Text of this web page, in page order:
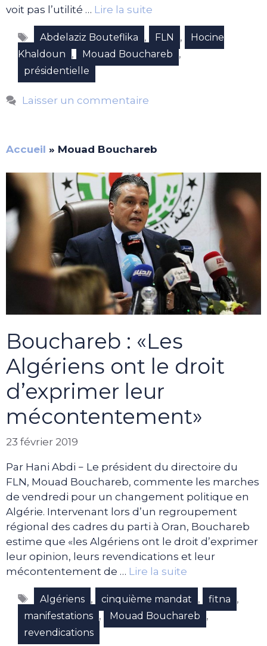
voit pas l’utilité … Lire la suite
Étiquettes
Abdelaziz Bouteflika , FLN ,
Hocine
Khaldoun
, Mouad Bouchareb ,
présidentielle
Laisser un commentaire
Accueil » Mouad Bouchareb
Bouchareb : «Les
Algériens ont le droit
d’exprimer leur
mécontentement»
23 février 2019
Par Hani Abdi − Le président du directoire du
FLN, Mouad Bouchareb, commente les marches
de vendredi pour un changement politique en
Algérie. Intervenant lors d’un regroupement
régional des cadres du parti à Oran, Bouchareb
estime que «les Algériens ont le droit d’exprimer
leur opinion, leurs revendications et leur
mécontentement de … Lire la suite
Étiquettes
Algériens , cinquième mandat , fitna ,
manifestations , Mouad Bouchareb ,
revendications